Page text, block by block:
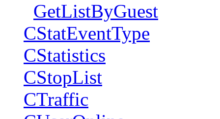
GetListByGuest
CStatEventType
CStatistics
CStopList
CTraffic